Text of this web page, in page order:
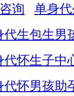
询
单身
代生包生男
代怀生子中
代怀男孩助